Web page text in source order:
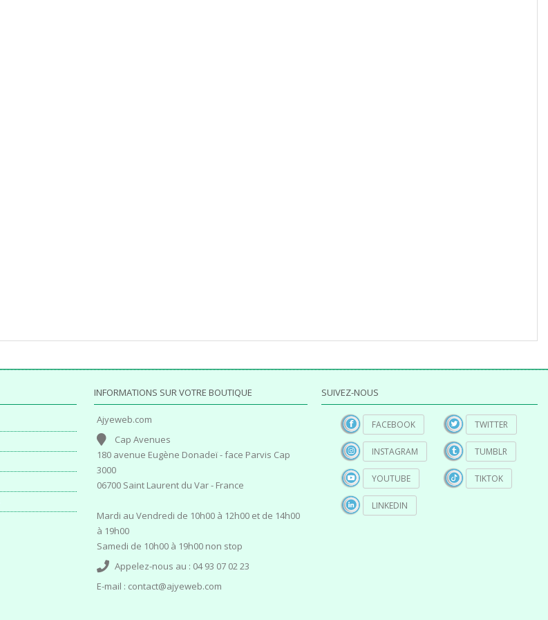
INFORMATIONS SUR VOTRE BOUTIQUE
Ajyeweb.com
Cap Avenues
180 avenue Eugène Donadeï - face Parvis Cap
3000
06700 Saint Laurent du Var - France
Mardi au Vendredi de 10h00 à 12h00 et de 14h00
à 19h00
Samedi de 10h00 à 19h00 non stop
Appelez-nous au : 04 93 07 02 23
E-mail : contact@ajyeweb.com
SUIVEZ-NOUS
FACEBOOK
INSTAGRAM
YOUTUBE
LINKEDIN
TWITTER
TUMBLR
TIKTOK